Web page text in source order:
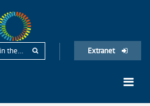
Extranet